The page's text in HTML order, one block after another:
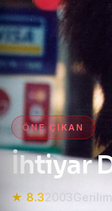
ÖNE ÇIKAN
İhtiyar
★ 8.32003 Gerilim